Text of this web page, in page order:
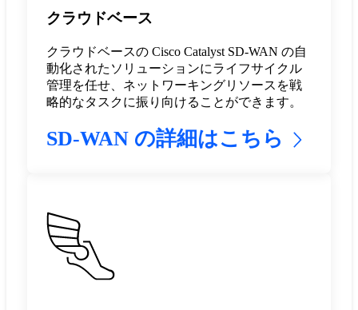
クラウドベース
クラウドベースの Cisco Catalyst SD-WAN の自
動化されたソリューションにライフサイクル
管理を任せ、ネットワーキングリソースを戦
略的なタスクに振り向けることができます。
SD-WAN の詳細はこちら